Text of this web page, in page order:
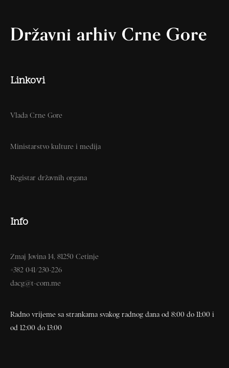
Državni arhiv Crne Gore
Linkovi
Vlada Crne Gore
Ministarstvo kulture i medija
Registar državnih organa
Info
Zmaj Jovina 14, 81250 Cetinje
+382 041/230-226
dacg@t-com.me
Radno vrijeme sa strankama svakog radnog dana od 8:00 do 11:00 i
od 12:00 do 13:00